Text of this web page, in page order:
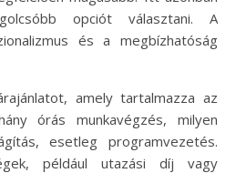
opciót választani. A
és a megbízhatóság
amely tartalmazza az
órás munkavégzés, milyen
esetleg programvezetés.
például utazási díj vagy